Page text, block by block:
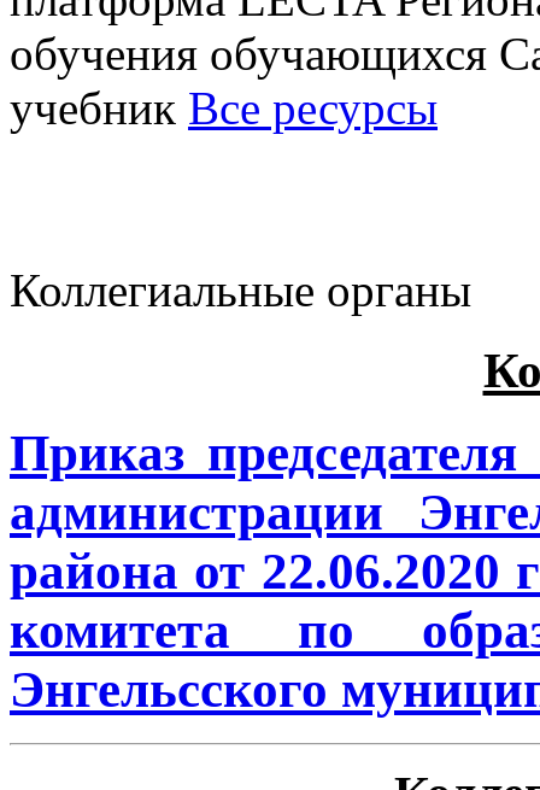
обучения обучающихся
учебник Все ресурсы
Коллегиальные органы
Приказ
администрации
района от
комитета по
Энгельсского